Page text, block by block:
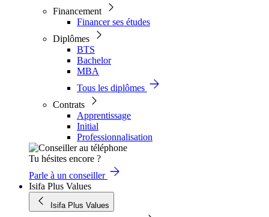
Financement
Financer ses études
Diplômes
BTS
Bachelor
MBA
Tous les diplômes
Contrats
Apprentissage
Initial
Professionnalisation
Tu hésites encore ?
Parle à un conseiller
Isifa Plus Values
Isifa Plus Values